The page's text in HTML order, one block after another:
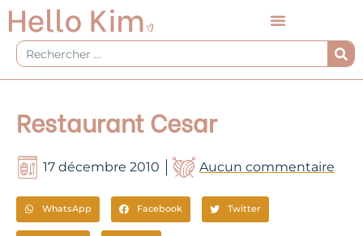
Aller
au
contenu
Rechercher
Restaurant Cesar
17 décembre 2010 Aucun commentaire
WhatsApp Facebook Twitter